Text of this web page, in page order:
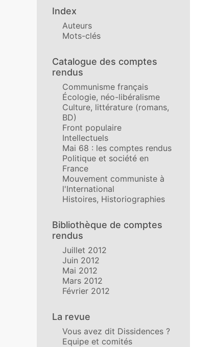
Index
Auteurs
Mots-clés
Catalogue des comptes
rendus
Communisme français
Écologie, néo-libéralisme
Culture, littérature (romans,
BD)
Front populaire
Intellectuels
Mai 68 : les comptes rendus
Politique et société en
France
Mouvement communiste à
l'International
Histoires, Historiographies
Bibliothèque de comptes
rendus
Juillet 2012
Juin 2012
Mai 2012
Mars 2012
Février 2012
La revue
Vous avez dit Dissidences ?
Equipe et comités